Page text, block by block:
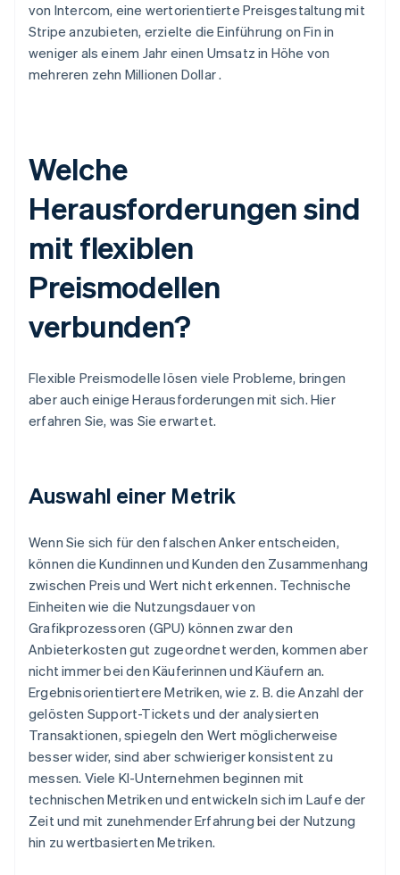
von Intercom, eine wertorientierte Preisgestaltung mit
Stripe anzubieten, erzielte die Einführung on Fin in
weniger als einem Jahr einen Umsatz in Höhe von
mehreren zehn Millionen Dollar .
Welche
Herausforderungen sind
mit flexiblen
Preismodellen
verbunden?
Flexible Preismodelle lösen viele Probleme, bringen
aber auch einige Herausforderungen mit sich. Hier
erfahren Sie, was Sie erwartet.
Auswahl einer Metrik
Wenn Sie sich für den falschen Anker entscheiden,
können die Kundinnen und Kunden den Zusammenhang
zwischen Preis und Wert nicht erkennen. Technische
Einheiten wie die Nutzungsdauer von
Grafikprozessoren (GPU) können zwar den
Anbieterkosten gut zugeordnet werden, kommen aber
nicht immer bei den Käuferinnen und Käufern an.
Ergebnisorientiertere Metriken, wie z. B. die Anzahl der
gelösten Support-Tickets und der analysierten
Transaktionen, spiegeln den Wert möglicherweise
besser wider, sind aber schwieriger konsistent zu
messen. Viele KI-Unternehmen beginnen mit
technischen Metriken und entwickeln sich im Laufe der
Zeit und mit zunehmender Erfahrung bei der Nutzung
hin zu wertbasierten Metriken.